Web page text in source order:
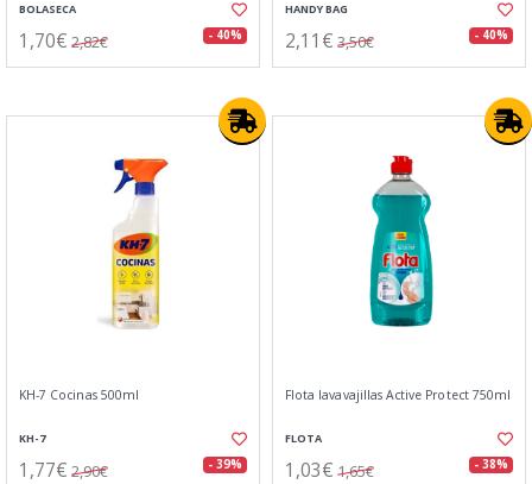
BOLASECA
1,70€ 2,82€ - 40%
HANDY BAG
2,11€ 3,50€ - 40%
KH-7 Cocinas 500ml
KH-7
1,77€ 2,90€ - 39%
Flota lavavajillas Active Protect 750ml
FLOTA
1,03€ 1,65€ - 38%